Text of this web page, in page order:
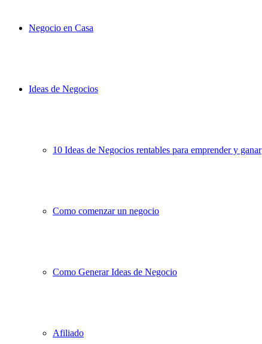
Negocio en Casa
Ideas de Negocios
10 Ideas de Negocios rentables para emprender y ganar
Como comenzar un negocio
Como Generar Ideas de Negocio
Afiliado